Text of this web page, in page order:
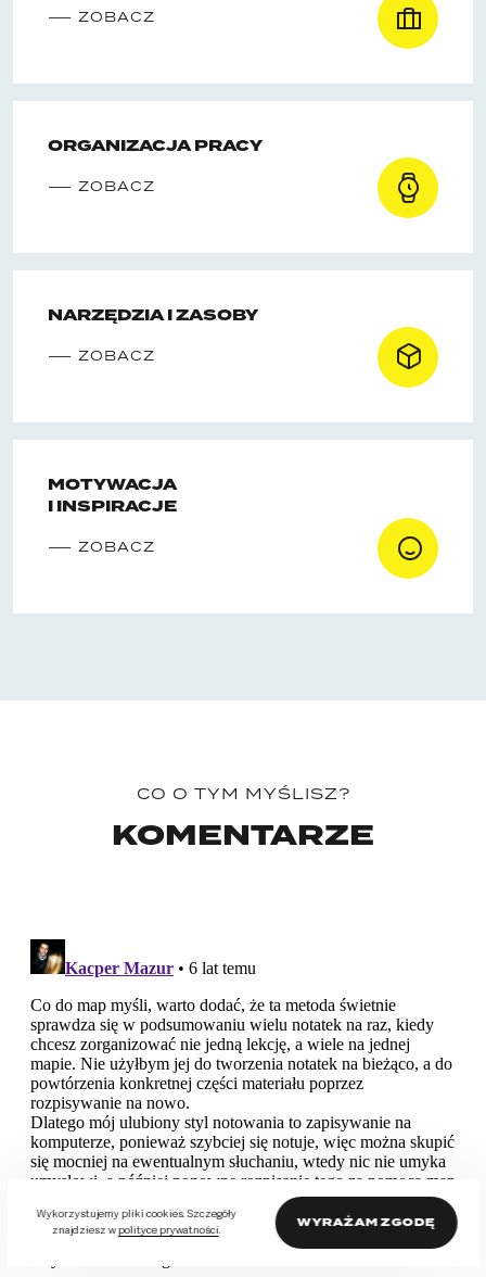
ZOBACZ
ORGANIZACJA PRACY
ZOBACZ
NARZĘDZIA I ZASOBY
ZOBACZ
MOTYWACJA
I INSPIRACJE
ZOBACZ
CO O TYM MYŚLISZ?
KOMENTARZE
Wykorzystujemy pliki cookies. Szczegóły
znajdziesz w polityce prywatności. WYRAŻAM ZGODĘ